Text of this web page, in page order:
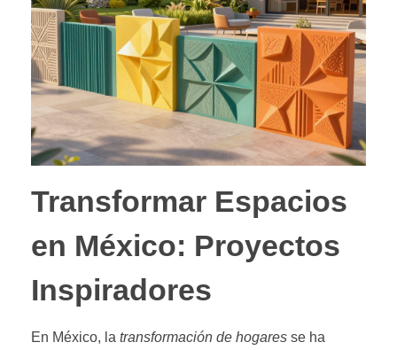
Transformar Espacios
en México: Proyectos
Inspiradores
En México, la transformación de hogares se ha